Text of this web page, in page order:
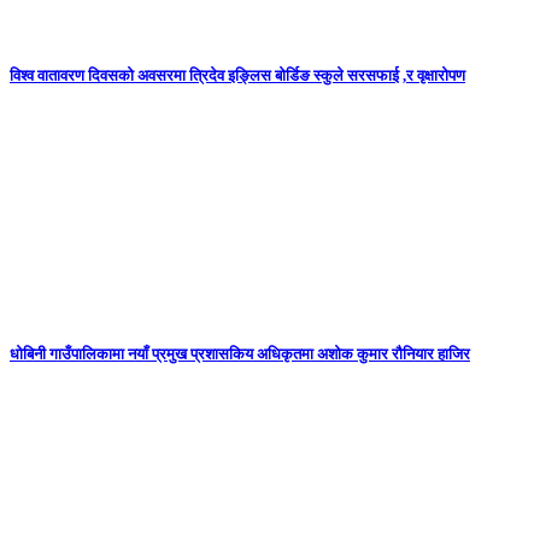
विश्व वातावरण दिवसको अवसरमा त्रिदेव इङ्लिस बोर्डिङ स्कुले सरसफाई ,र वृक्षारोपण
धोबिनी गाउँपालिकामा नयाँ प्रमुख प्रशासकिय अधिकृतमा अशोक कुमार रौनियार हाजिर